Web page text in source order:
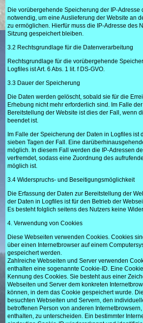
Die vorübergehende Speicherung der IP-Adresse
notwendig, um eine Auslieferung der Website an
zu ermöglichen. Hierfür muss die IP-Adresse des
Sitzung gespeichert bleiben.
3.2 Rechtsgrundlage für die Datenverarbeitung
Rechtsgrundlage für die vorübergehende
Logfiles ist Art. 6 Abs. 1 lit. f DS-GVO.
3.3 Dauer der Speicherung
Die Daten werden gelöscht, sobald sie für die
Erhebung nicht mehr erforderlich sind. Im Falle
Bereitstellung der Website ist dies der Fall, wenn
beendet ist.
Im Falle der Speicherung der Daten in Logfiles ist
sieben Tagen der Fall. Eine
möglich. In diesem Fall werden die IP-Adressen
verfremdet, sodass eine Zuordnung des
möglich ist.
3.4 Widerspruchs- und Beseitigungsmöglichkeit
Die Erfassung der Daten zur Bereitstellung der
der Daten in Logfiles ist für den Betrieb der
Es besteht folglich seitens des Nutzers keine
4. Verwendung von Cookies
Diese Webseiten verwenden Cookies. Cookies
über einen Internetbrowser auf einem
gespeichert werden.
Zahlreiche Webseiten und Server verwenden
enthalten eine sogenannte Cookie-ID. Eine
Kennung des Cookies. Sie besteht aus einer
Webseiten und Server dem konkreten
können, in dem das Cookie gespeichert wurde.
besuchten Webseiten und Servern, den
betroffenen Person von anderen
enthalten, zu unterscheiden. Ein bestimmter